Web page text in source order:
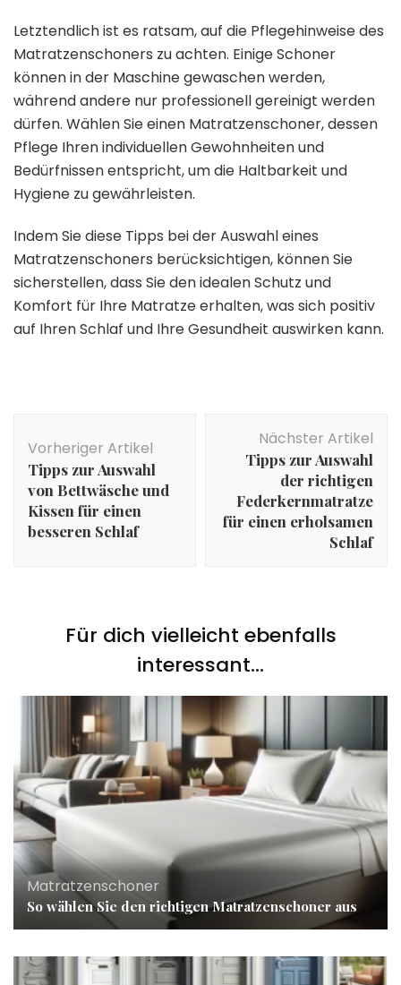
Letztendlich ist es ratsam, auf die Pflegehinweise des
Matratzenschoners zu achten. Einige Schoner
können in der Maschine gewaschen werden,
während andere nur professionell gereinigt werden
dürfen. Wählen Sie einen Matratzenschoner, dessen
Pflege Ihren individuellen Gewohnheiten und
Bedürfnissen entspricht, um die Haltbarkeit und
Hygiene zu gewährleisten.
Indem Sie diese Tipps bei der Auswahl eines
Matratzenschoners berücksichtigen, können Sie
sicherstellen, dass Sie den idealen Schutz und
Komfort für Ihre Matratze erhalten, was sich positiv
auf Ihren Schlaf und Ihre Gesundheit auswirken kann.
Vorheriger Artikel
Tipps zur Auswahl
von Bettwäsche und
Kissen für einen
besseren Schlaf
Nächster Artikel
Tipps zur Auswahl
der richtigen
Federkernmatratze
für einen erholsamen
Schlaf
Für dich vielleicht ebenfalls
interessant...
Matratzenschoner
So wählen Sie den richtigen Matratzenschoner aus